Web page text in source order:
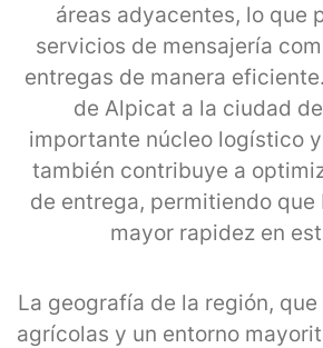
áreas adyacentes, lo que
servicios de mensajería
entregas de manera
de Alpicat a la ciudad
importante núcleo logístico
también contribuye a
de entrega, permitiendo que
mayor rapidez en
La geografía de la región,
agrícolas y un entorno